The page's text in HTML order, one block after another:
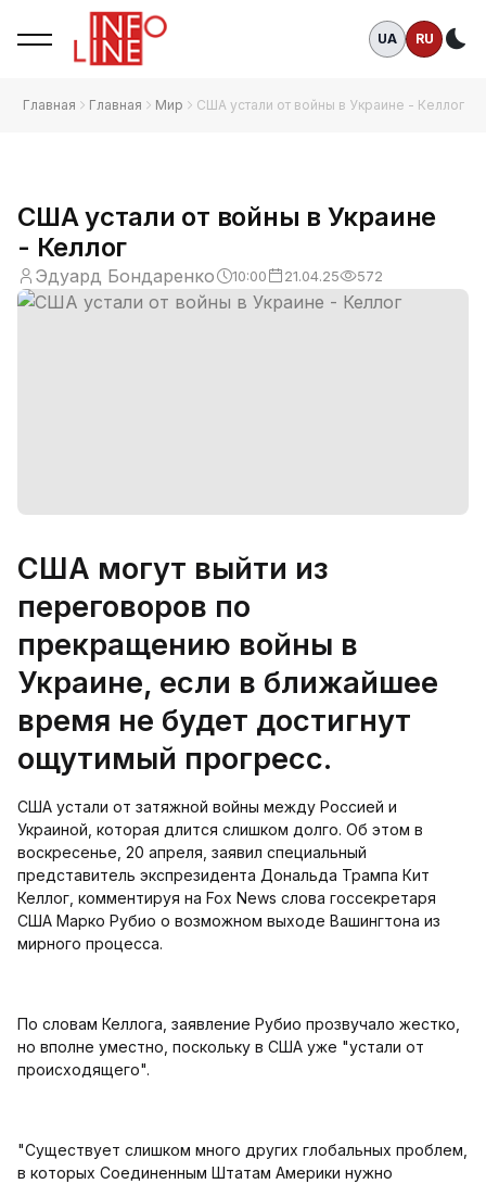
UA RU
Главная Главная Мир США устали от войны в Украине - Келлог
США устали от войны в Украине
- Келлог
Эдуард Бондаренко 10:00 21.04.25 572
США могут выйти из
переговоров по
прекращению войны в
Украине, если в ближайшее
время не будет достигнут
ощутимый прогресс.
США устали от затяжной войны между Россией и
Украиной, которая длится слишком долго. Об этом в
воскресенье, 20 апреля, заявил специальный
представитель экспрезидента Дональда Трампа Кит
Келлог, комментируя на Fox News слова госсекретаря
США Марко Рубио о возможном выходе Вашингтона из
мирного процесса.
По словам Келлога, заявление Рубио прозвучало жестко,
но вполне уместно, поскольку в США уже "устали от
происходящего".
"Существует слишком много других глобальных проблем,
в которых Соединенным Штатам Америки нужно